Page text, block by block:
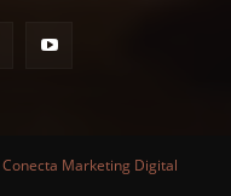
Conecta Marketing Digital